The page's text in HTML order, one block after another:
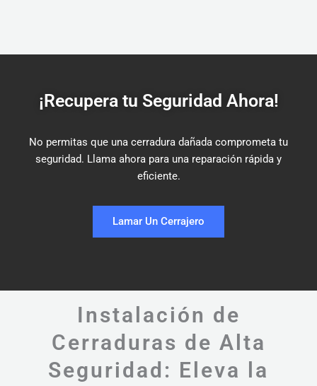
¡Recupera tu Seguridad Ahora!
No permitas que una cerradura dañada comprometa tu
seguridad. Llama ahora para una reparación rápida y
eficiente.
Lamar Un Cerrajero
Instalación de
Cerraduras de Alta
Seguridad: Eleva la